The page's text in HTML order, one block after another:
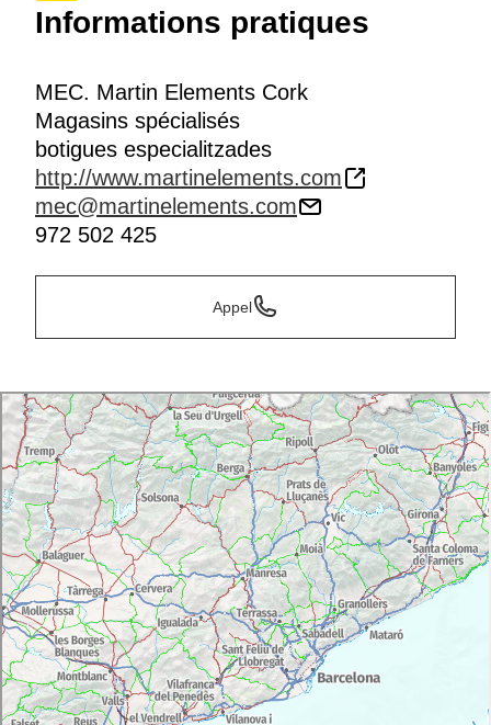
Informations pratiques
MEC. Martin Elements Cork
Magasins spécialisés
botigues especialitzades
http://www.martinelements.com
mec@martinelements.com
972 502 425
Appel